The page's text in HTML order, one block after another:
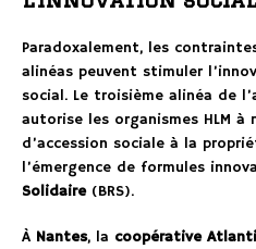
Paradoxalement, les
alinéas peuvent stimuler
social. Le troisième alinéa de
autorise les organismes HLM
d’accession sociale à la
l’émergence de formules
Solidaire(BRS).
À Nantes, la coopérative